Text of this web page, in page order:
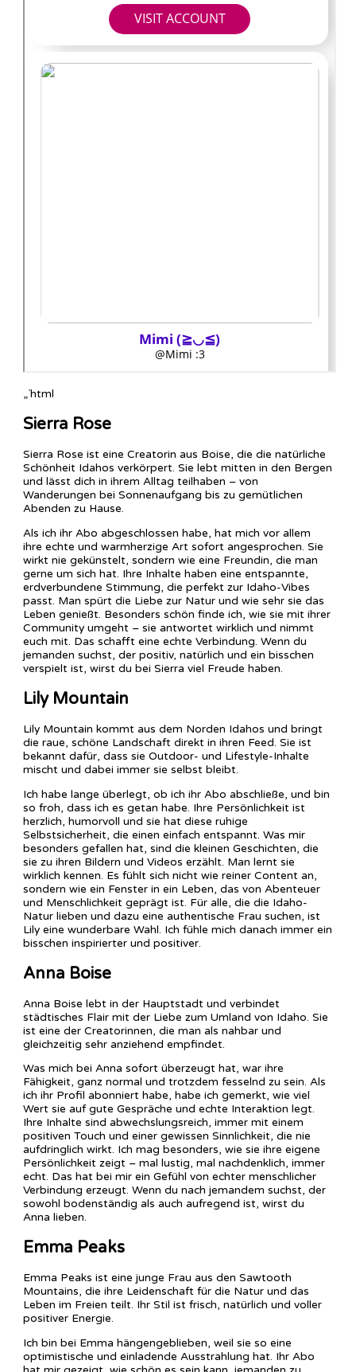
„`html
Sierra Rose
Sierra Rose ist eine Creatorin aus Boise, die die natürliche
Schönheit Idahos verkörpert. Sie lebt mitten in den Bergen
und lässt dich in ihrem Alltag teilhaben – von
Wanderungen bei Sonnenaufgang bis zu gemütlichen
Abenden zu Hause.
Als ich ihr Abo abgeschlossen habe, hat mich vor allem
ihre echte und warmherzige Art sofort angesprochen. Sie
wirkt nie gekünstelt, sondern wie eine Freundin, die man
gerne um sich hat. Ihre Inhalte haben eine entspannte,
erdverbundene Stimmung, die perfekt zur Idaho-Vibes
passt. Man spürt die Liebe zur Natur und wie sehr sie das
Leben genießt. Besonders schön finde ich, wie sie mit ihrer
Community umgeht – sie antwortet wirklich und nimmt
euch mit. Das schafft eine echte Verbindung. Wenn du
jemanden suchst, der positiv, natürlich und ein bisschen
verspielt ist, wirst du bei Sierra viel Freude haben.
Lily Mountain
Lily Mountain kommt aus dem Norden Idahos und bringt
die raue, schöne Landschaft direkt in ihren Feed. Sie ist
bekannt dafür, dass sie Outdoor- und Lifestyle-Inhalte
mischt und dabei immer sie selbst bleibt.
Ich habe lange überlegt, ob ich ihr Abo abschließe, und bin
so froh, dass ich es getan habe. Ihre Persönlichkeit ist
herzlich, humorvoll und sie hat diese ruhige
Selbstsicherheit, die einen einfach entspannt. Was mir
besonders gefallen hat, sind die kleinen Geschichten, die
sie zu ihren Bildern und Videos erzählt. Man lernt sie
wirklich kennen. Es fühlt sich nicht wie reiner Content an,
sondern wie ein Fenster in ein Leben, das von Abenteuer
und Menschlichkeit geprägt ist. Für alle, die die Idaho-
Natur lieben und dazu eine authentische Frau suchen, ist
Lily eine wunderbare Wahl. Ich fühle mich danach immer ein
bisschen inspirierter und positiver.
Anna Boise
Anna Boise lebt in der Hauptstadt und verbindet
städtisches Flair mit der Liebe zum Umland von Idaho. Sie
ist eine der Creatorinnen, die man als nahbar und
gleichzeitig sehr anziehend empfindet.
Was mich bei Anna sofort überzeugt hat, war ihre
Fähigkeit, ganz normal und trotzdem fesselnd zu sein. Als
ich ihr Profil abonniert habe, habe ich gemerkt, wie viel
Wert sie auf gute Gespräche und echte Interaktion legt.
Ihre Inhalte sind abwechslungsreich, immer mit einem
positiven Touch und einer gewissen Sinnlichkeit, die nie
aufdringlich wirkt. Ich mag besonders, wie sie ihre eigene
Persönlichkeit zeigt – mal lustig, mal nachdenklich, immer
echt. Das hat bei mir ein Gefühl von echter menschlicher
Verbindung erzeugt. Wenn du nach jemandem suchst, der
sowohl bodenständig als auch aufregend ist, wirst du
Anna lieben.
Emma Peaks
Emma Peaks ist eine junge Frau aus den Sawtooth
Mountains, die ihre Leidenschaft für die Natur und das
Leben im Freien teilt. Ihr Stil ist frisch, natürlich und voller
positiver Energie.
Ich bin bei Emma hängengeblieben, weil sie so eine
optimistische und einladende Ausstrahlung hat. Ihr Abo